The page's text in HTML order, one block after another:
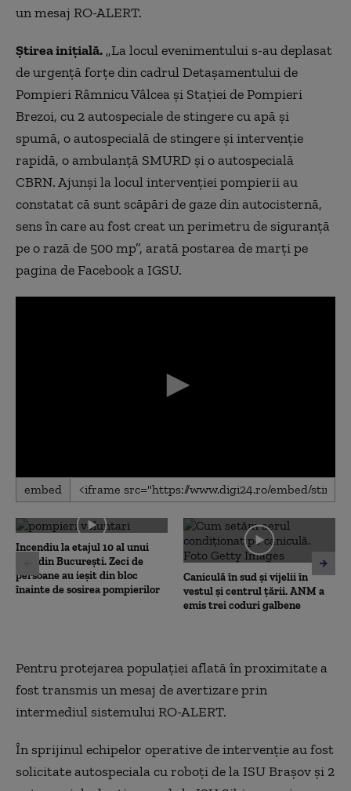
un mesaj RO-ALERT.
Știrea inițială. „La locul evenimentului s-au deplasat
de urgență forțe din cadrul Detașamentului de
Pompieri Râmnicu Vâlcea și Stației de Pompieri
Brezoi, cu 2 autospeciale de stingere cu apă și
spumă, o autospecială de stingere și intervenție
rapidă, o ambulanță SMURD și o autospecială
CBRN. Ajunși la locul intervenției pompierii au
constatat că sunt scăpări de gaze din autocisternă,
sens în care au fost creat un perimetru de siguranță
pe o rază de 500 mp”, arată postarea de marți pe
pagina de Facebook a IGSU.
0
seconds
0
seconds
embed
Incendiu la etajul 10 al unui
bloc din București. Zeci de
persoane au ieșit din bloc
înainte de sosirea pompierilor
Caniculă în sud și vijelii în
vestul și centrul țării. ANM a
emis trei coduri galbene
Pentru protejarea populației aflată în proximitate a
fost transmis un mesaj de avertizare prin
intermediul sistemului RO-ALERT.
În sprijinul echipelor operative de intervenție au fost
solicitate autospeciala cu roboți de la ISU Brașov și 2